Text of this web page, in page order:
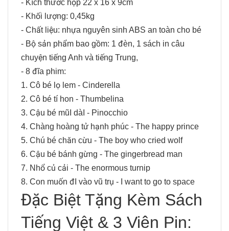
- Kích thước hộp 22 x 16 x 9cm
- Khối lượng: 0,45kg
- Chất liệu: nhựa nguyên sinh ABS an toàn cho bé
- Bộ sản phẩm bao gồm: 1 đèn, 1 sách in câu
chuyện tiếng Anh và tiếng Trung,
- 8 đĩa phim:
1. Cô bé lọ lem - Cinderella
2. Cô bé tí hon - Thumbelina
3. Cậu bé mũI dàI - Pinocchio
4. Chàng hoàng tử hạnh phúc - The happy prince
5. Chú bé chăn cừu - The boy who cried wolf
6. Cậu bé bánh gừng - The gingerbread man
7. Nhổ củ cải - The enormous turnip
8. Con muốn đI vào vũ trụ - I want to go to space
Đặc Biệt Tặng Kèm Sách
Tiếng Việt & 3 Viên Pin: